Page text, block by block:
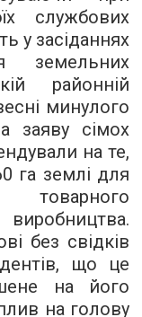
службових
у засіданнях
земельних
районній
минулого
заяву сімох
на те,
га землі для
без свідків
що це
на його
на голову